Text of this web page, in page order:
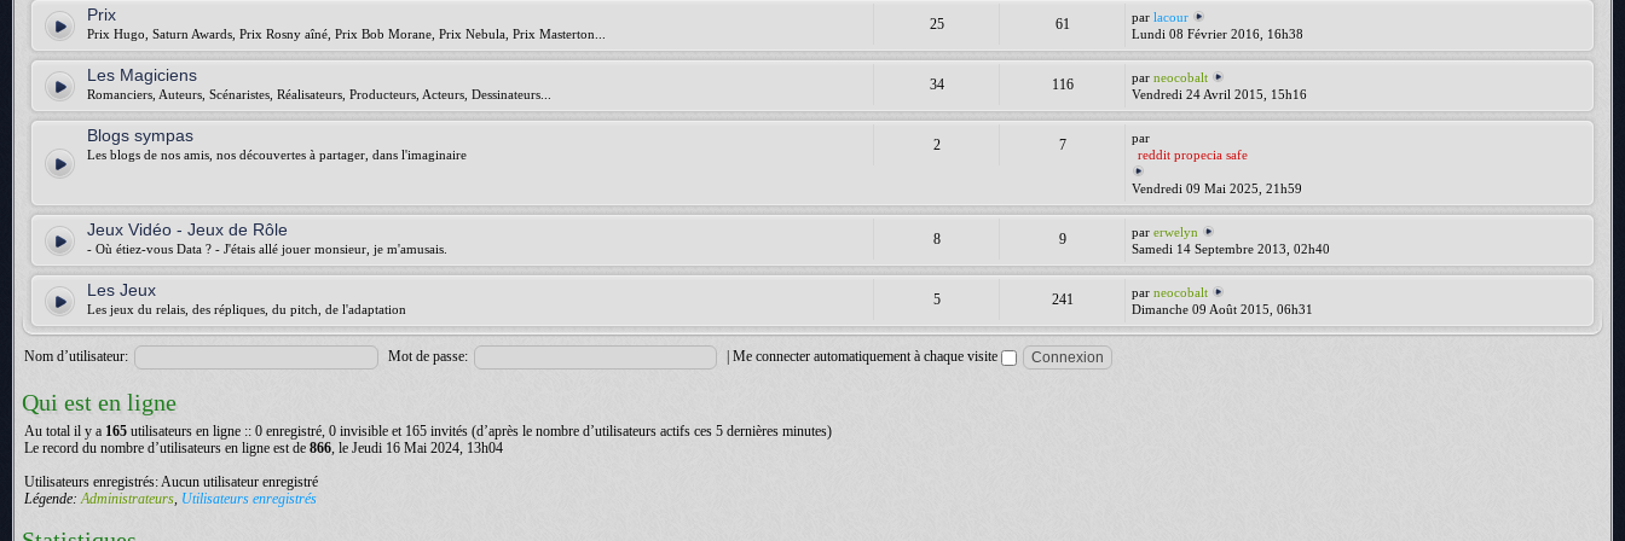
Prix
Prix Hugo, Saturn Awards, Prix Rosny aîné, Prix Bob Morane, Prix Nebula, Prix Masterton...
25 61 parlacour
Lundi 08 Février 2016, 16h38
Les Magiciens
Romanciers, Auteurs, Scénaristes, Réalisateurs, Producteurs, Acteurs, Dessinateurs...
34 116 parneocobalt
Vendredi 24 Avril 2015, 15h16
Blogs sympas
Les blogs de nos amis, nos découvertes à partager, dans l'imaginaire
2 7
par
reddit propecia safe
Vendredi 09 Mai 2025, 21h59
Jeux Vidéo - Jeux de Rôle
- Où étiez-vous Data ? - J'étais allé jouer monsieur, je m'amusais.
8 9 parerwelyn
Samedi 14 Septembre 2013, 02h40
Les Jeux
Les jeux du relais, des répliques, du pitch, de l'adaptation
5 241 parneocobalt
Dimanche 09 Août 2015, 06h31
Nom d’utilisateur: Mot de passe: |Me connecter automatiquement à chaque visite
Qui est en ligne
Au total il y a 165 utilisateurs en ligne :: 0 enregistré, 0 invisible et 165 invités (d’après le nombre d’utilisateurs actifs ces 5 dernières minutes)
Le record du nombre d’utilisateurs en ligne est de 866, le Jeudi 16 Mai 2024, 13h04
Utilisateurs enregistrés: Aucun utilisateur enregistré
Légende:Administrateurs, Utilisateurs enregistrés